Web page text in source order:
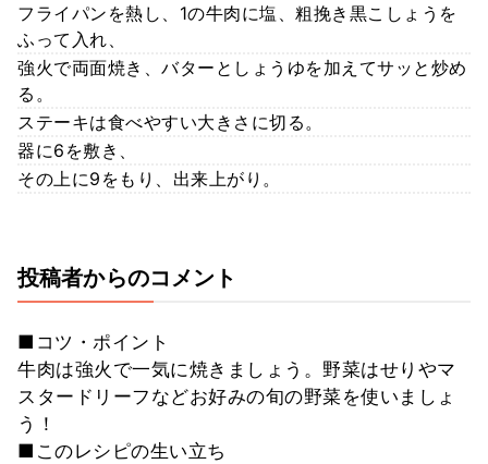
フライパンを熱し、1の牛肉に塩、粗挽き黒こしょうを
ふって入れ、
強火で両面焼き、バターとしょうゆを加えてサッと炒め
る。
ステーキは食べやすい大きさに切る。
器に6を敷き、
その上に9をもり、出来上がり。
投稿者からのコメント
■コツ・ポイント
牛肉は強火で一気に焼きましょう。野菜はせりやマ
スタードリーフなどお好みの旬の野菜を使いましょ
う！
■このレシピの生い立ち